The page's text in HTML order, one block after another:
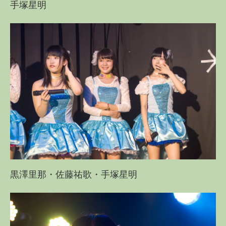
手塚星明
黒澤里那・佐藤祐歌・手塚星明